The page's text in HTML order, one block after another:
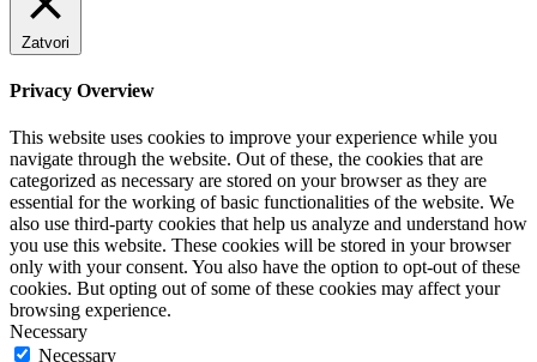
Zatvori
Privacy Overview
This website uses cookies to improve your experience while you
navigate through the website. Out of these, the cookies that are
categorized as necessary are stored on your browser as they are
essential for the working of basic functionalities of the website. We
also use third-party cookies that help us analyze and understand how
you use this website. These cookies will be stored in your browser
only with your consent. You also have the option to opt-out of these
cookies. But opting out of some of these cookies may affect your
browsing experience.
Necessary
Necessary